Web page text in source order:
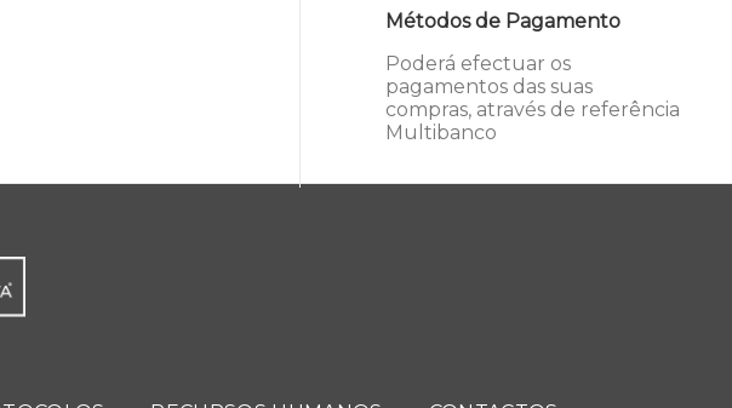
Métodos de Pagamento
Poderá efectuar os
pagamentos das suas
compras, através de referência
Multibanco